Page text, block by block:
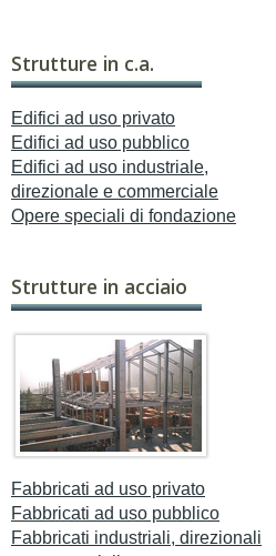
Strutture in c.a.
Edifici ad uso privato
Edifici ad uso pubblico
Edifici ad uso industriale,
direzionale e commerciale
Opere speciali di fondazione
Strutture in acciaio
Fabbricati ad uso privato
Fabbricati ad uso pubblico
Fabbricati industriali, direzionali